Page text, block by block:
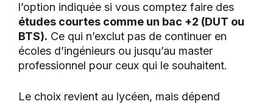
l’option indiquée si vous comptez faire des
études courtes comme un bac +2 (DUT ou
BTS). Ce qui n’exclut pas de continuer en
écoles d’ingénieurs ou jusqu’au master
professionnel pour ceux qui le souhaitent.
Le choix revient au lycéen, mais dépend